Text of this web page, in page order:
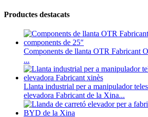
Productes destacats
Components de llanta OTR Fabricant
...
Llanta industrial per a manipulador
elevadora Fabricant de la Xina...